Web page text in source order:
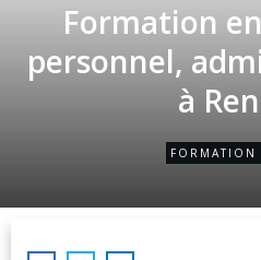
Formation
personnel,
à
FORMATION